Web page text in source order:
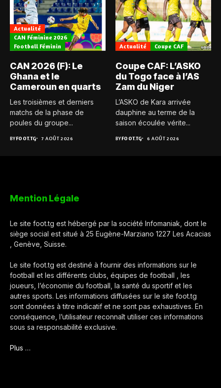
Actualité
CAN Féminine 2026
Football Féminin
CAN 2026 (F): Le
Ghana et le
Cameroun en quarts
Les troisièmes et derniers
matchs de la phase de
poules du groupe...
BYFOOT.TG 7 AOÛT 2026
Actualité Coupe CAF
Coupe CAF: L’ASKO
du Togo face à l’AS
Zam du Niger
L’ASKO de Kara arrivée
dauphine au terme de la
saison écoulée vérite...
BYFOOT.TG 6 AOÛT 2026
Mention Légale
Le site foot.tg est hébergé par la société Infomaniak, dont le
siège social est situé à 25 Eugène-Marziano 1227 Les Acacias
, Genève, Suisse.
Le site foot.tg est destiné à fournir des informations sur le
football et les différents clubs, équipes de football , les
joueurs, l’économie du football, la santé du sportif et les
autres sports. Les informations diffusées sur le site foot.tg
sont données à titre indicatif et ne sont pas exhaustives. En
conséquence, l’utilisateur reconnaît utiliser ces informations
sous sa responsabilité exclusive.
Plus …